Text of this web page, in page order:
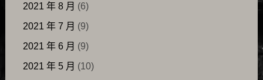
2021 年 8 月 (6)
2021 年 7 月 (9)
2021 年 6 月 (9)
2021 年 5 月 (10)